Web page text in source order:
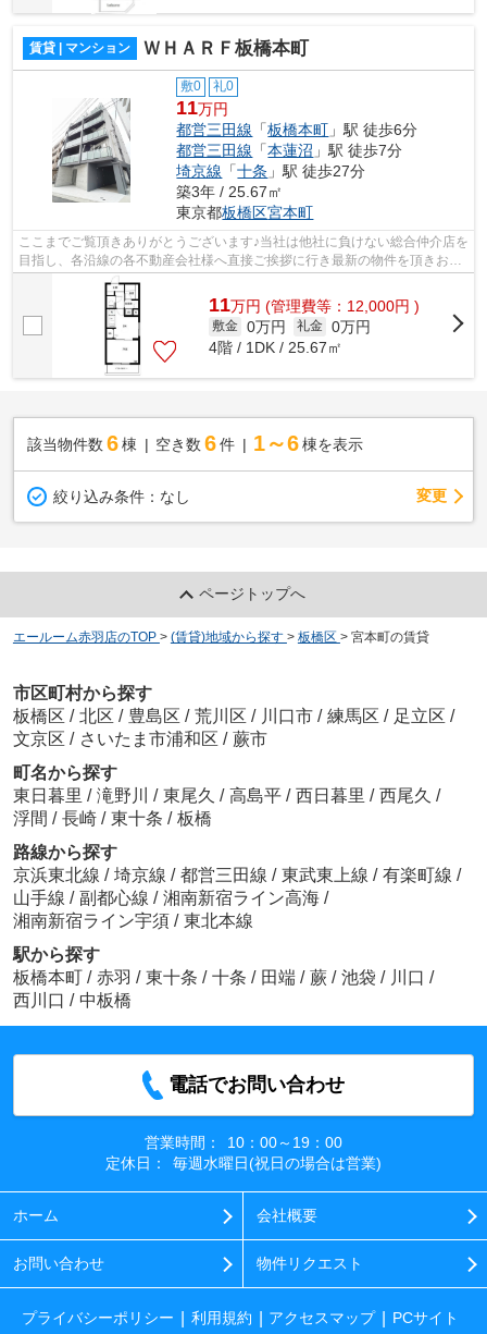
賃貸 | マンション ＷＨＡＲＦ板橋本町
敷0 礼0
11万円
都営三田線 「板橋本町 」駅 徒歩6分
都営三田線 「本蓮沼 」駅 徒歩7分
埼京線 「十条 」駅 徒歩27分
築3年 / 25.67㎡
東京都板橋区宮本町
ここまでご覧頂きありがとうございます♪当社は他社に負けない総合仲介店を
目指し、各沿線の各不動産会社様へ直接ご挨拶に行き最新の物件を頂きお客
様へ提供しております！最新の情報は...
11万円 (管理費等：12,000円 )
敷金 0万円 礼金 0万円
4階 / 1DK / 25.67㎡
該当物件数 6棟 空き数 6 件 1～6 棟を表示
絞り込み条件： なし 変更
ページトップへ
エールーム赤羽店のTOP > (賃貸)地域から探す > 板橋区 > 宮本町の賃貸
市区町村から探す
板橋区 / 北区 / 豊島区 / 荒川区 / 川口市 / 練馬区 / 足立区 /
文京区 / さいたま市浦和区 / 蕨市
町名から探す
東日暮里 / 滝野川 / 東尾久 / 高島平 / 西日暮里 / 西尾久 /
浮間 / 長崎 / 東十条 / 板橋
路線から探す
京浜東北線 / 埼京線 / 都営三田線 / 東武東上線 / 有楽町線 /
山手線 / 副都心線 / 湘南新宿ライン高海 /
湘南新宿ライン宇須 / 東北本線
駅から探す
板橋本町 / 赤羽 / 東十条 / 十条 / 田端 / 蕨 / 池袋 / 川口 /
西川口 / 中板橋
電話でお問い合わせ
営業時間：
10：00～19：00
定休日：
毎週水曜日(祝日の場合は営業)
ホーム 会社概要
お問い合わせ 物件リクエスト
プライバシーポリシー 利用規約 アクセスマップ
PCサイト